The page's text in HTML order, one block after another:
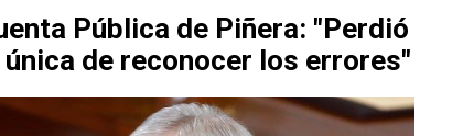
Pública de Piñera: "Perdió
de reconocer los errores"